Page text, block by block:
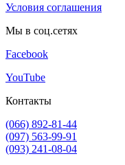
Условия соглашения
Мы в соц.сетях
Facebook
YouTube
Контакты
(066) 892-81-44
(097) 563-99-91
(093) 241-08-04